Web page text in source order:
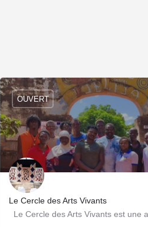
Le Cercle des Arts Vivants
OUVERT